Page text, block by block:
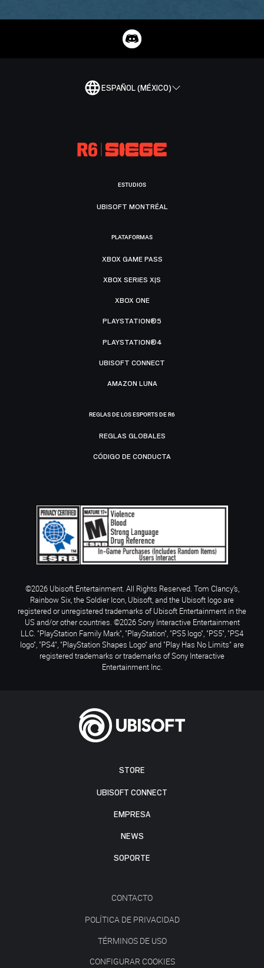
ESPAÑOL (MÉXICO)
STORE
UBISOFT CONNECT
EMPRESA
NEWS
SOPORTE
CONTACTO
POLÍTICA DE PRIVACIDAD
TÉRMINOS DE USO
CONFIGURAR COOKIES
ESTUDIOS
UBISOFT MONTRÉAL
PLATAFORMAS
XBOX GAME PASS
XBOX SERIES X|S
XBOX ONE
PLAYSTATION®5
PLAYSTATION®4
UBISOFT CONNECT
AMAZON LUNA
REGLAS DE LOS ESPORTS DE R6
REGLAS GLOBALES
CÓDIGO DE CONDUCTA
©2026 Ubisoft Entertainment. All Rights Reserved. Tom Clancy’s,
Rainbow Six, the Soldier Icon, Ubisoft, and the Ubisoft logo are
registered or unregistered trademarks of Ubisoft Entertainment in the
US and/or other countries. ©2026 Sony Interactive Entertainment
LLC. "PlayStation Family Mark", "PlayStation", "PS5 logo", "PS5", "PS4
logo", "PS4", "PlayStation Shapes Logo" and "Play Has No Limits" are
registered trademarks or trademarks of Sony Interactive
Entertainment Inc.